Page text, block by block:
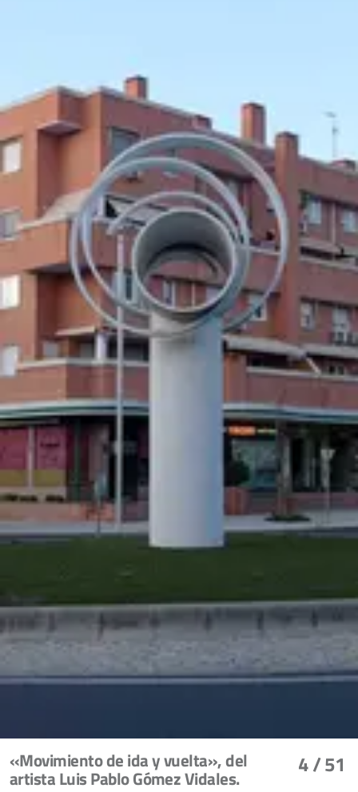
4/ 51
«Movimiento de ida y vuelta», del
artista Luis Pablo Gómez Vidales.